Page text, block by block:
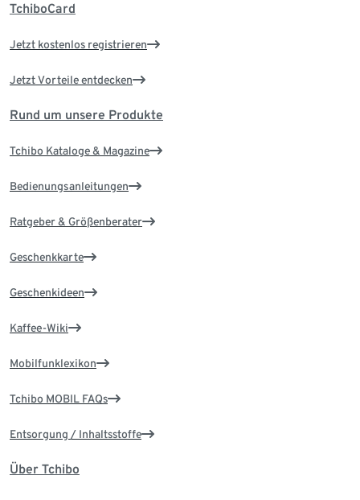
TchiboCard
Jetzt kostenlos registrieren
Jetzt Vorteile entdecken
Rund um unsere Produkte
Tchibo Kataloge & Magazine
Bedienungsanleitungen
Ratgeber & Größenberater
Geschenkkarte
Geschenkideen
Kaffee-Wiki
Mobilfunklexikon
Tchibo MOBIL FAQs
Entsorgung / Inhaltsstoffe
Über Tchibo